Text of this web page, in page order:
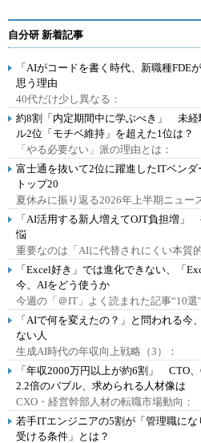
自分研 新着記事
「AIがコードを書く時代、新職種
思う理由
40代だけ少し異なる：
約8割「内定期間中に学ぶべき」 未経
ル2位「モチベ維持」を超えた1位は？
「やる必要ない」派の理由とは：
富士通を抜いて2位に躍進したITベン
トップ20
夏休みに振り返る2026年上半期ニュー
「AI活用する新人増えてOJT負担増
悩
重要なのは「AIに代替されにくい本質
「Excel好き」では進化できない、「
今、AIをどう使うか
今週の「＠IT」よく読まれた記事“10選”
「AIで何を変えたの？」と問われる今
ない人
生成AI時代の年収向上戦略（3）：
「年収2000万円以上が約6割」 CTO
2.2倍のバブル、求められる人材像は
CXO・経営幹部人材の転職市場動向：
若手ITエンジニアの5割が「管理職に
受ける条件」とは？